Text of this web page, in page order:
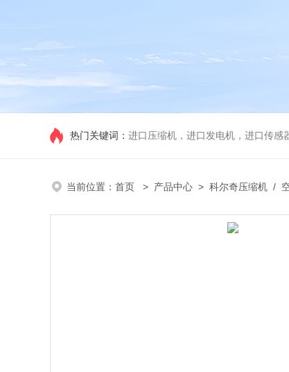
热门关键词： 进口压缩机，进口发电机，进口传感
当前位置： 首页 > 产品中心 > 科尔奇压缩机 /